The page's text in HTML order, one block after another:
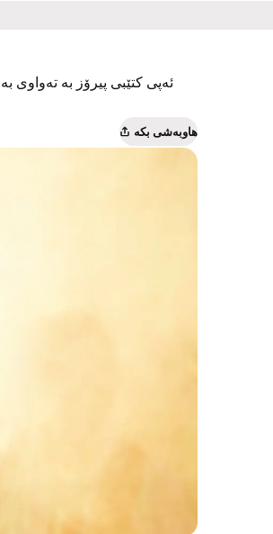
ئەپی کتێبی پیرۆز بە تەواوی
هاوبەشی بکە